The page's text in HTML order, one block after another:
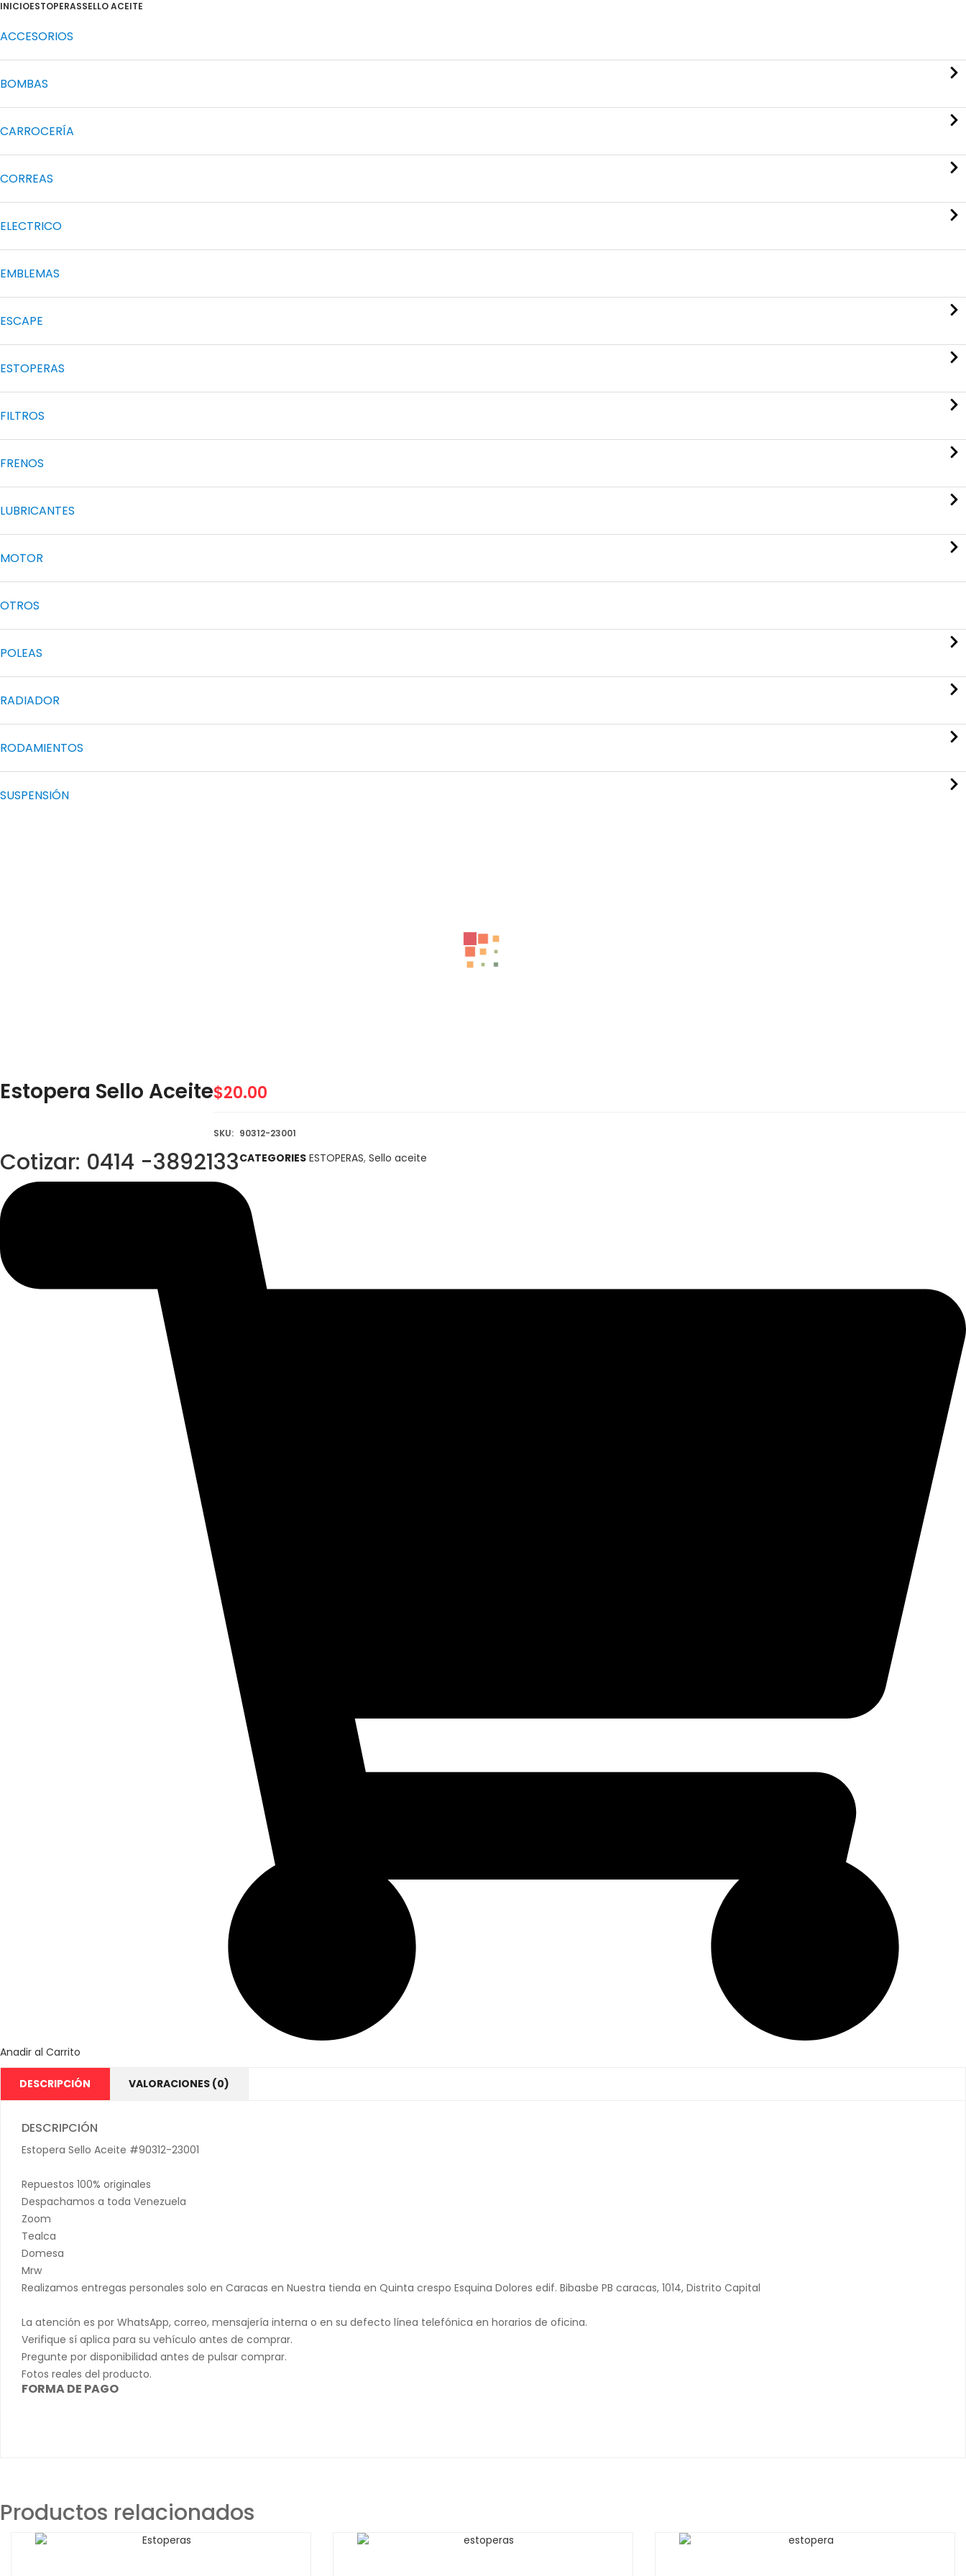
INICIOESTOPERASSELLO ACEITE
ACCESORIOS
BOMBAS
CARROCERÍA
CORREAS
ELECTRICO
EMBLEMAS
ESCAPE
ESTOPERAS
FILTROS
FRENOS
LUBRICANTES
MOTOR
OTROS
POLEAS
RADIADOR
RODAMIENTOS
SUSPENSIÓN
Estopera Sello Aceite$20.00
SKU: 90312-23001
Cotizar: 0414 -3892133CATEGORIES ESTOPERAS, Sello aceite
Anadir al Carrito
DESCRIPCIÓN VALORACIONES (0)
DESCRIPCIÓN
Estopera Sello Aceite #90312-23001
Repuestos 100% originales
Despachamos a toda Venezuela
Zoom
Tealca
Domesa
Mrw
Realizamos entregas personales solo en Caracas en Nuestra tienda en Quinta crespo Esquina Dolores edif. Bibasbe PB caracas, 1014, Distrito Capital
La atención es por WhatsApp, correo, mensajería interna o en su defecto línea telefónica en horarios de oficina.
Verifique sí aplica para su vehículo antes de comprar.
Pregunte por disponibilidad antes de pulsar comprar.
Fotos reales del producto.
FORMA DE PAGO
Productos relacionados